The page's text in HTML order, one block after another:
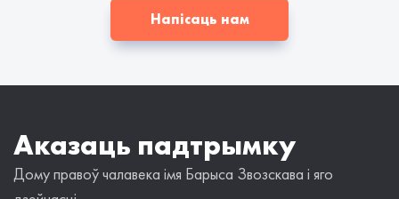
Напісаць нам
Аказаць падтрымку
Дому правоў чалавека імя Барыса Звозскава і яго